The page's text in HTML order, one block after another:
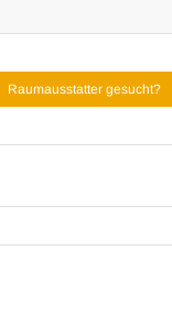
Raumausstatter gesucht?